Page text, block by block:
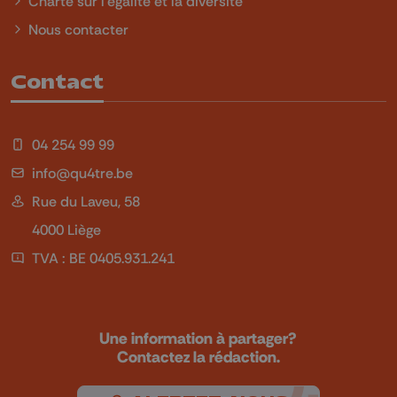
Nous contacter
Contact
04 254 99 99
info@qu4tre.be
Rue du Laveu, 58
4000 Liège
TVA : BE 0405.931.241
Une information à partager?
Contactez la rédaction.